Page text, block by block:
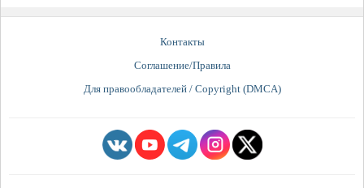
Контакты
Соглашение/Правила
Для правообладателей / Copyright (DMCA)